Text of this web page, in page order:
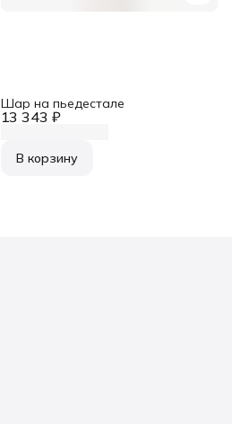
13 343 ₽
Шар на пьедестале
В корзину